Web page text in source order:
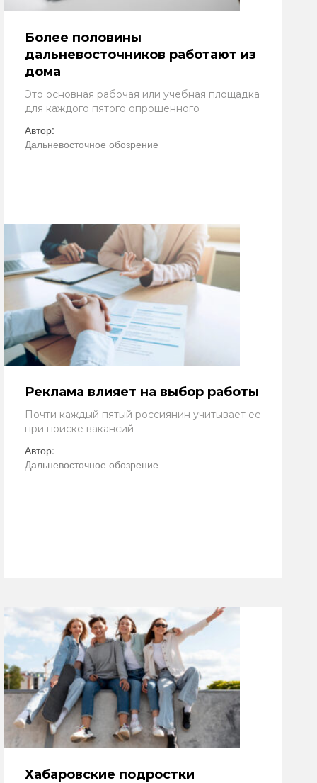
Более половины
дальневосточников работают из
дома
Это основная рабочая или учебная площадка
для каждого пятого опрошенного
Автор:
Дальневосточное обозрение
Реклама влияет на выбор работы
Почти каждый пятый россиянин учитывает ее
при поиске вакансий
Автор:
Дальневосточное обозрение
Хабаровские подростки